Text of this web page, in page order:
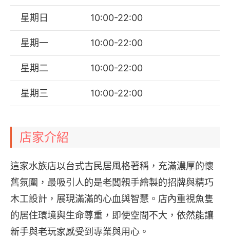
星期日 10:00-22:00
星期一 10:00-22:00
星期二 10:00-22:00
星期三 10:00-22:00
店家介紹
這家水族店以台式古民居風格著稱，充滿濃厚的懷
舊氛圍，最吸引人的是老闆親手繪製的招牌與精巧
木工設計，展現滿滿的心血與智慧。店內重視魚隻
的居住環境與生命尊重，即使空間不大，依然能讓
新手與老玩家感受到專業與用心。